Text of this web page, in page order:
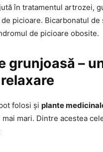
în tratamentul artrozei,
picioare. Bicarbonatul de
de picioare obosite.
grunjoasă –
folosi și plante
mari. Dintre acestea